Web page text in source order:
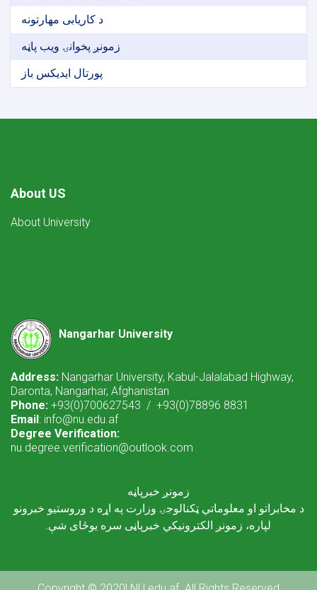
د کاریابی مهارتونه
زمونږ پخوانۍ ویب پاڼه
پورتال ایدیکس باز
About US
About University
Nangarhar University
Address: Nangarhar University, Kabul-Jalalabad Highway,
Daronta, Nangarhar, Afghanistan
Phone: +93(0)700627543 / +93(0)78896 8831
Email: info@nu.edu.af
Degree Verification:
nu.degree.verification@outlook.com
زمونږ خبرپاڼه
د مخابراتو او معلوماتي ټکنالوجۍ وزارت په اړه د وروستیو خبرونو
لپاره، زمونږ الکترونیکي خبرپاڼی سره یوځای شې.